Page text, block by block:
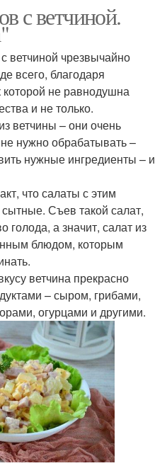
с ветчиной.
ветчиной чрезвычайно
всего, благодаря
которой не равнодушна
и не только.
ветчины – они очень
нужно обрабатывать –
нужные ингредиенты – и
что салаты с этим
Съев такой салат,
голода, а значит, салат из
блюдом, которым
ветчина прекрасно
– сыром, грибами,
огурцами и другими.